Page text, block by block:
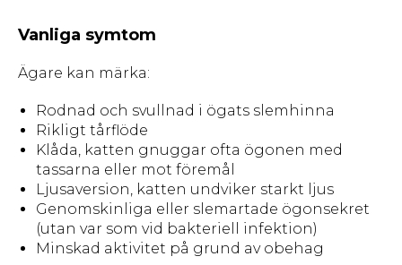
Vanliga symtom
Ägare kan märka:
Rodnad och svullnad i ögats slemhinna
Rikligt tårflöde
Klåda, katten gnuggar ofta ögonen med
tassarna eller mot föremål
Ljusaversion, katten undviker starkt ljus
Genomskinliga eller slemartade ögonsekret
(utan var som vid bakteriell infektion)
Minskad aktivitet på grund av obehag